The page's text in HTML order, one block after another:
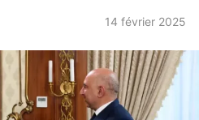
14 février 2025